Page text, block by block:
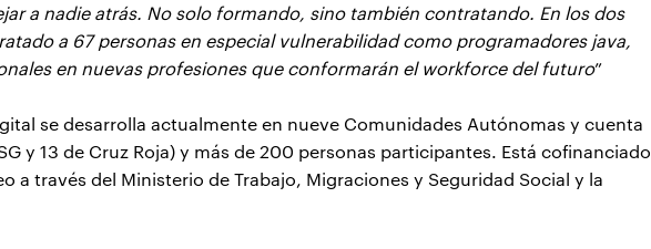
a nadie atrás. No solo formando, sino también contratando. En los dos
a 67 personas en especial vulnerabilidad como programadores java,
en nuevas profesiones que conformarán el workforce del futuro”
se desarrolla actualmente en nueve Comunidades Autónomas y cuenta
y 13 de Cruz Roja) y más de 200 personas participantes. Está cofinanciado
a través del Ministerio de Trabajo, Migraciones y Seguridad Social y la